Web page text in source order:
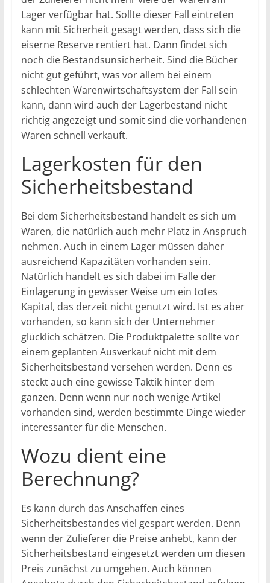
Lager verfügbar hat. Sollte dieser Fall eintreten
kann mit Sicherheit gesagt werden, dass sich die
eiserne Reserve rentiert hat. Dann findet sich
noch die Bestandsunsicherheit. Sind die Bücher
nicht gut geführt, was vor allem bei einem
schlechten Warenwirtschaftsystem der Fall sein
kann, dann wird auch der Lagerbestand nicht
richtig angezeigt und somit sind die vorhandenen
Waren schnell verkauft.
Lagerkosten für den
Sicherheitsbestand
Bei dem Sicherheitsbestand handelt es sich um
Waren, die natürlich auch mehr Platz in Anspruch
nehmen. Auch in einem Lager müssen daher
ausreichend Kapazitäten vorhanden sein.
Natürlich handelt es sich dabei im Falle der
Einlagerung in gewisser Weise um ein totes
Kapital, das derzeit nicht genutzt wird. Ist es aber
vorhanden, so kann sich der Unternehmer
glücklich schätzen. Die Produktpalette sollte vor
einem geplanten Ausverkauf nicht mit dem
Sicherheitsbestand versehen werden. Denn es
steckt auch eine gewisse Taktik hinter dem
ganzen. Denn wenn nur noch wenige Artikel
vorhanden sind, werden bestimmte Dinge wieder
interessanter für die Menschen.
Wozu dient eine
Berechnung?
Es kann durch das Anschaffen eines
Sicherheitsbestandes viel gespart werden. Denn
wenn der Zulieferer die Preise anhebt, kann der
Sicherheitsbestand eingesetzt werden um diesen
Preis zunächst zu umgehen. Auch können